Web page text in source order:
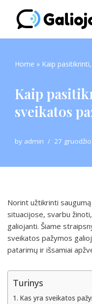
Skip
to
Home » Kaip
Kaip
sveikatos
by admin 27
Norint užtikrinti
situacijose, svarbu
galiojanti. Šiame
sveikatos pažymos
patarimų ir išsamiai
Turinys
Kas yra sveikatos